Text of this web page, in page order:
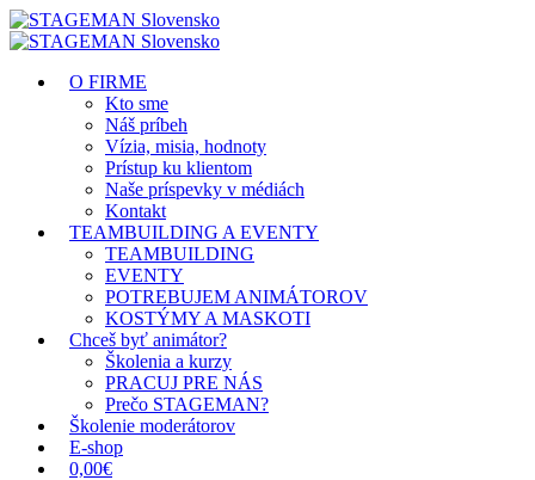
O FIRME
Kto sme
Náš príbeh
Vízia, misia, hodnoty
Prístup ku klientom
Naše príspevky v médiách
Kontakt
TEAMBUILDING A EVENTY
TEAMBUILDING
EVENTY
POTREBUJEM ANIMÁTOROV
KOSTÝMY A MASKOTI
Chceš byť animátor?
Školenia a kurzy
PRACUJ PRE NÁS
Prečo STAGEMAN?
Školenie moderátorov
E-shop
0,00€